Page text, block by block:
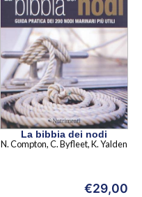
La bibbia dei nodi
N. Compton, C. Byfleet, K. Yalden
€29,00